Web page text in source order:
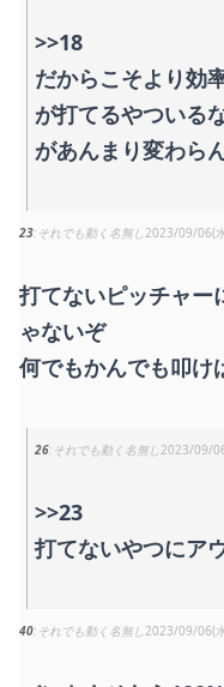
>>18
だからこそより効
が打てるやついる
があんまり変わら
23 それでも動く名無し 2023/09/06(
打てないピッチャー
ゃないぞ
何でもかんでも叩け
26 それでも動く名無し 2023/09/
>>23
打てないやつにア
40 それでも動く名無し 2023/09/06(